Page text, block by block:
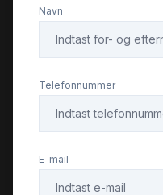
Navn
Telefonnummer
E-mail